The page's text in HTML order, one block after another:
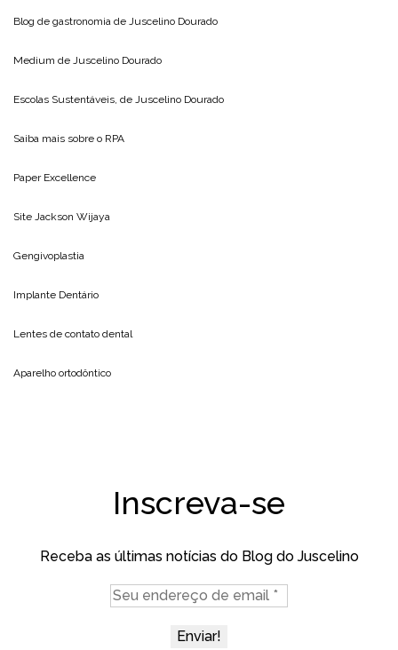
Blog de gastronomia de Juscelino Dourado
Medium de Juscelino Dourado
Escolas Sustentáveis, de Juscelino Dourado
Saiba mais sobre o RPA
Paper Excellence
Site Jackson Wijaya
Gengivoplastia
Implante Dentário
Lentes de contato dental
Aparelho ortodôntico
Inscreva-se
Receba as últimas notícias do Blog do Juscelino